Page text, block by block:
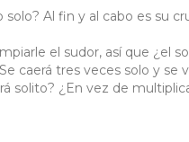
Al fin y al cabo es su
el sudor, así que ¿el
caerá tres veces solo y se
solito? ¿En vez de